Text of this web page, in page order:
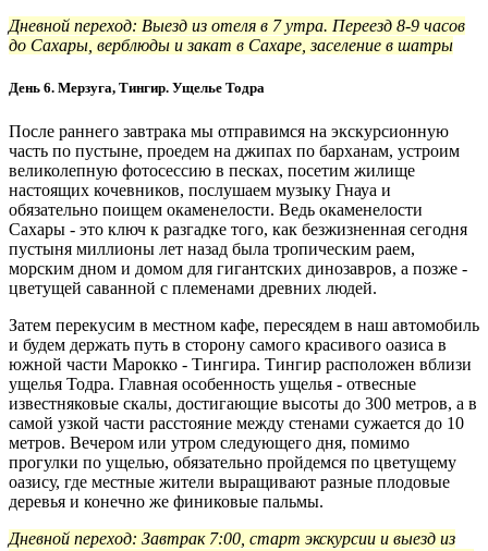
Дневной переход: Выезд из отеля в 7 утра. Переезд 8-9 часов
до Сахары, верблюды и закат в Сахаре, заселение в шатры
День 6. Мерзуга, Тингир. Ущелье Тодра
После раннего завтрака мы отправимся на экскурсионную
часть по пустыне, проедем на джипах по барханам, устроим
великолепную фотосессию в песках, посетим жилище
настоящих кочевников, послушаем музыку Гнауа и
обязательно поищем окаменелости. Ведь окаменелости
Сахары - это ключ к разгадке того, как безжизненная сегодня
пустыня миллионы лет назад была тропическим раем,
морским дном и домом для гигантских динозавров, а позже -
цветущей саванной с племенами древних людей.
Затем перекусим в местном кафе, пересядем в наш автомобиль
и будем держать путь в сторону самого красивого оазиса в
южной части Марокко - Тингира. Тингир расположен вблизи
ущелья Тодра. Главная особенность ущелья - отвесные
известняковые скалы, достигающие высоты до 300 метров, а в
самой узкой части расстояние между стенами сужается до 10
метров. Вечером или утром следующего дня, помимо
прогулки по ущелью, обязательно пройдемся по цветущему
оазису, где местные жители выращивают разные плодовые
деревья и конечно же финиковые пальмы.
Дневной переход: Завтрак 7:00, старт экскурсии и выезд из